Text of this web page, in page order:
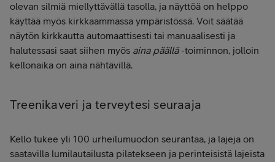
olevan silmiä miellyttävällä tasolla, ja näyttöä on helppo
käyttää myös kirkkaammassa ympäristössä. Voit säätää
näytön kirkkautta automaattisesti tai manuaalisesti ja
halutessasi saat siihen myös aina päällä-toiminnon, jolloin
kellonaika on aina nähtävillä.
Treenikaveri ja terveytesi seuraaja
Kello tukee yli 100 urheilumuodon seurantaa, ja lajeja on
saatavilla lumilautailusta pilatekseen ja perinteisistä lajeista